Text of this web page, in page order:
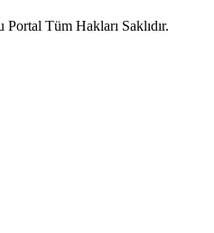
Tüm Hakları Saklıdır.